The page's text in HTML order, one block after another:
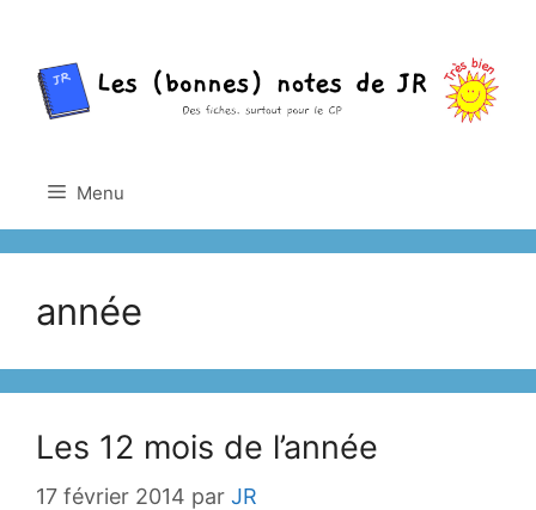
contenu
Menu
année
Les 12 mois de l’année
17 février 2014 par JR